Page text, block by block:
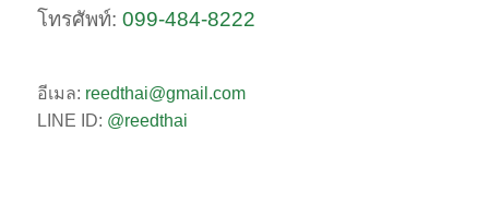
โทรศัพท์: 099-484-8222
อีเมล: reedthai@gmail.com
LINE ID: @reedthai